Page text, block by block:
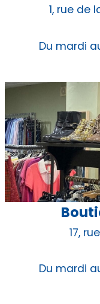
1, rue de
Du mardi
17,
Du mardi